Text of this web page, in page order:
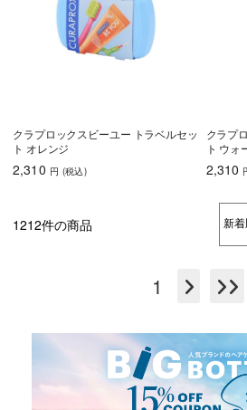
クラプロックスビーユー トラベルセッ
ト オレンジ
2,310 円 (税込)
クラプ
ト ウォ
2,310
1212件の商品
1